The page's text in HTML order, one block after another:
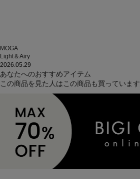
MOGA
Light＆Airy
2026.05.29
あなたへのおすすめアイテム
この商品を見た人はこの商品も買っています